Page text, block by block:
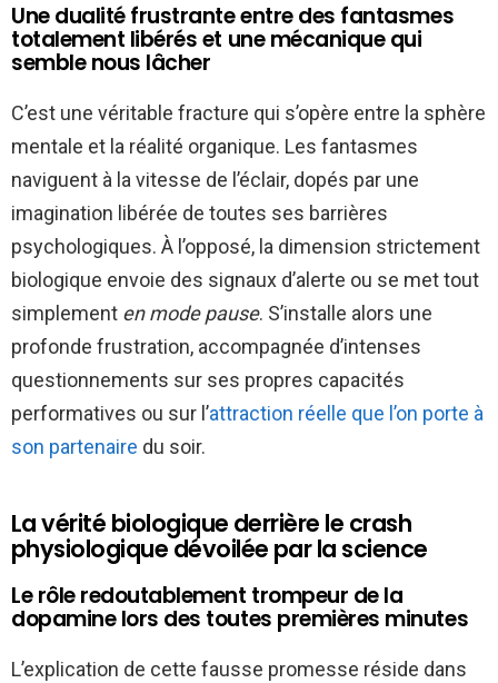
Une dualité frustrante entre des fantasmes
totalement libérés et une mécanique qui
semble nous lâcher
C’est une véritable fracture qui s’opère entre la sphère
mentale et la réalité organique. Les fantasmes
naviguent à la vitesse de l’éclair, dopés par une
imagination libérée de toutes ses barrières
psychologiques. À l’opposé, la dimension strictement
biologique envoie des signaux d’alerte ou se met tout
simplement en mode pause. S’installe alors une
profonde frustration, accompagnée d’intenses
questionnements sur ses propres capacités
performatives ou sur l’attraction réelle que l’on porte à
son partenaire du soir.
La vérité biologique derrière le crash
physiologique dévoilée par la science
Le rôle redoutablement trompeur de la
dopamine lors des toutes premières minutes
L’explication de cette fausse promesse réside dans